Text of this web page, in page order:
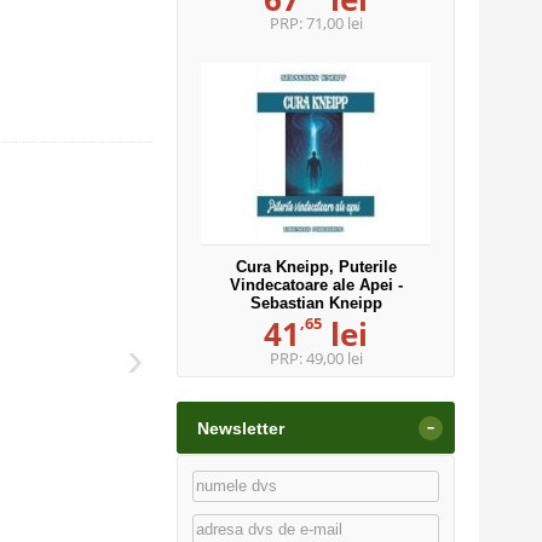
›
PRP:71,00 lei
Cura Kneipp, Puterile
Vindecatoare ale Apei -
Sebastian Kneipp
41 ,65 lei
PRP:49,00 lei
Newsletter -